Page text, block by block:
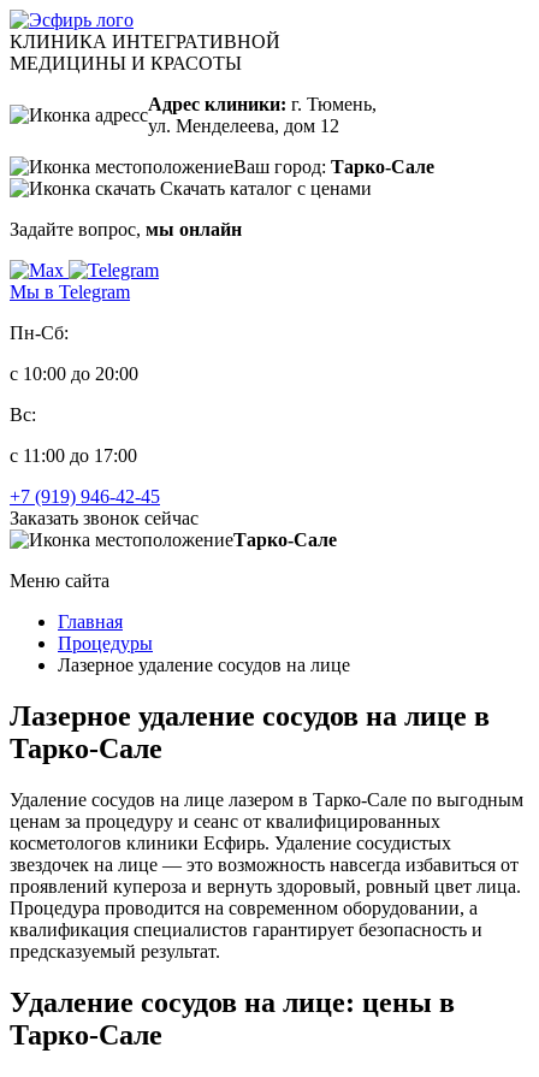
КЛИНИКА ИНТЕГРАТИВНОЙ
МЕДИЦИНЫ И КРАСОТЫ
Адрес клиники: г. Тюмень,
ул. Менделеева, дом 12
Ваш город: Тарко-Сале
Скачать каталог с ценами
Задайте вопрос, мы онлайн
Мы в Telegram
Пн-Сб:
с 10:00 до 20:00
Вс:
с 11:00 до 17:00
+7 (919) 946-42-45
Заказать звонок сейчас
Тарко-Сале
Меню сайта
Главная
Процедуры
Лазерное удаление сосудов на лице
Лазерное удаление сосудов на лице в
Тарко-Сале
Удаление сосудов на лице лазером в Тарко-Сале по выгодным
ценам за процедуру и сеанс от квалифицированных
косметологов клиники Есфирь. Удаление сосудистых
звездочек на лице — это возможность навсегда избавиться от
проявлений купероза и вернуть здоровый, ровный цвет лица.
Процедура проводится на современном оборудовании, а
квалификация специалистов гарантирует безопасность и
предсказуемый результат.
Удаление сосудов на лице: цены в
Тарко-Сале